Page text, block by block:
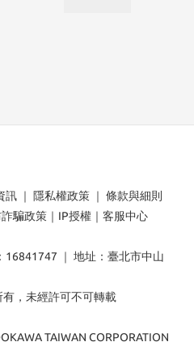
訊 ｜ 隱私權政策 ｜ 條款與細則
詐騙政策 ｜ IP授權 ｜ 客服中心
16841747 ｜ 地址：臺北市中山
，未經許可不可轉載
TAIWAN CORPORATION